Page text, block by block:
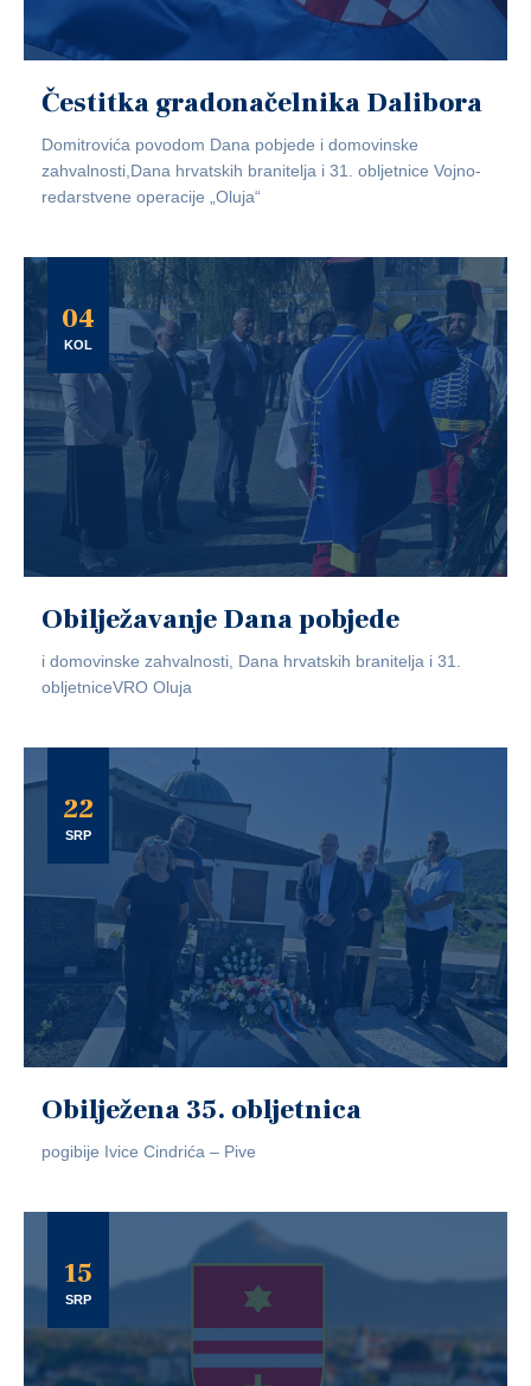
Čestitka gradonačelnika Dalibora
Domitrovića povodom Dana pobjede i domovinske
zahvalnosti,Dana hrvatskih branitelja i 31. obljetnice Vojno-
redarstvene operacije „Oluja“
04
KOL
Obilježavanje Dana pobjede
i domovinske zahvalnosti, Dana hrvatskih branitelja i 31.
obljetniceVRO Oluja
22
SRP
Obilježena 35. obljetnica
pogibije Ivice Cindrića – Pive
15
SRP